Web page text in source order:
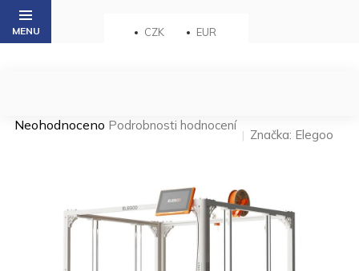
Přejít
obsah
CZK EUR
Průměrné
hvězdiček.
Neohodnoceno Podrobnosti hodnocení
Značka: Elegoo